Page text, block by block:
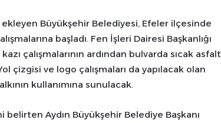
Büyükşehir Belediyesi, Efeler ilçesinde
başladı. Fen İşleri Dairesi Başkanlığı
çalışmalarının ardından bulvarda sıcak asfalt
çizgisi ve logo çalışmaları da yapılacak olan
kullanımına sunulacak.
Aydın Büyükşehir Belediye Başkanı